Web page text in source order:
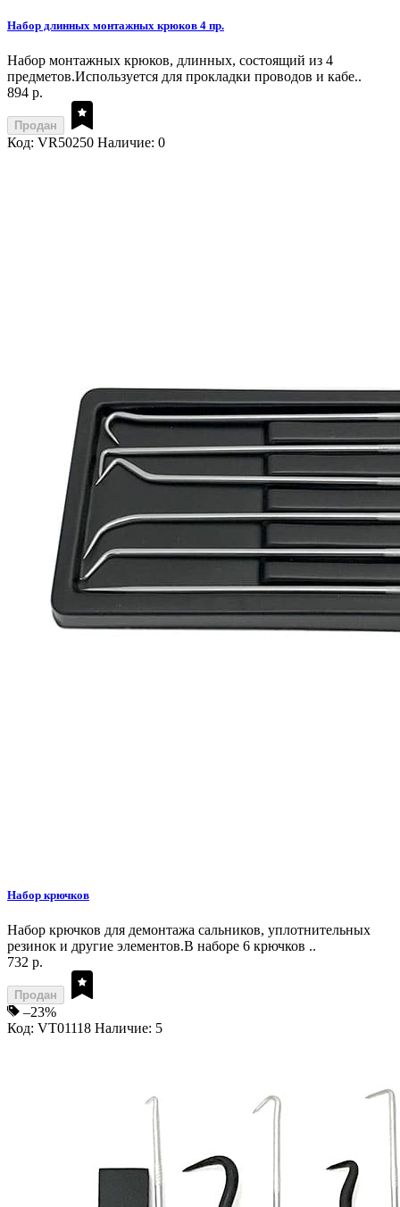
Набор длинных монтажных крюков 4 пр.
Набор монтажных крюков, длинных, состоящий из 4
предметов.Используется для прокладки проводов и кабе..
894 р.
Продан
Код: VR50250 Наличие: 0
Набор крючков
Набор крючков для демонтажа сальников, уплотнительных
резинок и другие элементов.В наборе 6 крючков ..
732 р.
Продан
–23%
Код: VT01118 Наличие: 5